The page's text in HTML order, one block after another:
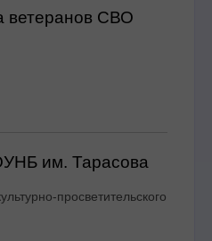
ветеранов СВО
им. Тарасова
просветительского